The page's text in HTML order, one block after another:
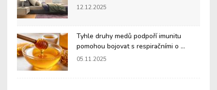
12.12.2025
Tyhle druhy medů podpoří imunitu
pomohou bojovat s respiračními o ...
05.11.2025